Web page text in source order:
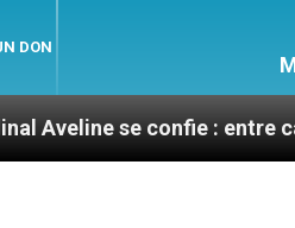
DON
confie : entre